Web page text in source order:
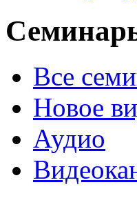
Все
Новое
Аудио